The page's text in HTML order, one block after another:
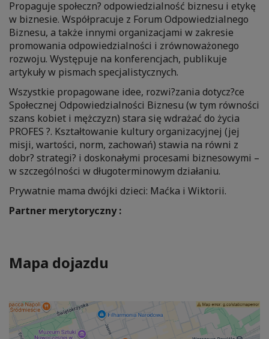
Propaguje społeczn? odpowiedzialność biznesu i etykę
w biznesie. Współpracuje z Forum Odpowiedzialnego
Biznesu, a także innymi organizacjami w zakresie
promowania odpowiedzialności i zrównoważonego
rozwoju. Występuje na konferencjach, publikuje
artykuły w pismach specjalistycznych.
Wszystkie propagowane idee, rozwi?zania dotycz?ce
Społecznej Odpowiedzialności Biznesu (w tym równości
szans kobiet i mężczyzn) stara się wdrażać do życia
PROFES ?. Kształtowanie kultury organizacyjnej (jej
misji, wartości, norm, zachowań) stawia na równi z
dobr? strategi? i doskonałymi procesami biznesowymi –
w szczególności w długoterminowym działaniu.
Prywatnie mama dwójki dzieci: Maćka i Wiktorii.
Partner merytoryczny :
Mapa dojazdu